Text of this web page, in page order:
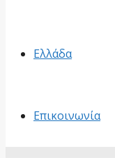
Ελλάδα
Επικοινωνία